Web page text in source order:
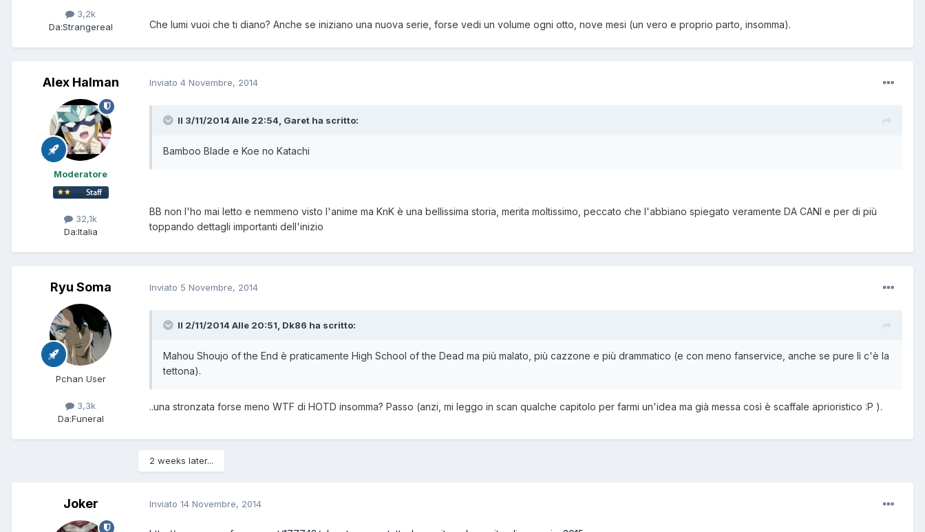
3,2k
Da:Strangereal Che lumi vuoi che ti diano? Anche se iniziano una nuova serie, forse vedi un volume ogni otto, nove mesi (un vero e proprio parto, insomma).
Alex Halman
Moderatore
32,1k
Da:Italia
Inviato 4 Novembre, 2014
Il 3/11/2014 Alle 22:54, Garet ha scritto:
Bamboo Blade e Koe no Katachi
BB non l'ho mai letto e nemmeno visto l'anime ma KnK è una bellissima storia, merita moltissimo, peccato che l'abbiano spiegato veramente DA CANI e per di più
toppando dettagli importanti dell'inizio
Ryu Soma
Pchan User
3,3k
Da:Funeral
Inviato 5 Novembre, 2014
Il 2/11/2014 Alle 20:51, Dk86 ha scritto:
Mahou Shoujo of the End è praticamente High School of the Dead ma più malato, più cazzone e più drammatico (e con meno fanservice, anche se pure lì c'è la
tettona).
..una stronzata forse meno WTF di HOTD insomma? Passo (anzi, mi leggo in scan qualche capitolo per farmi un'idea ma già messa così è scaffale aprioristico :P ).
2 weeks later...
Joker Inviato 14 Novembre, 2014